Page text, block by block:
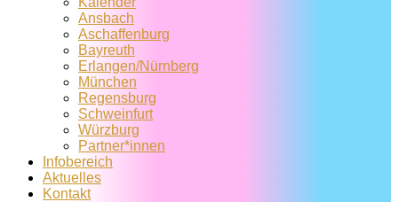
Ansbach
Aschaffenburg
Bayreuth
Erlangen/Nürnberg
München
Regensburg
Schweinfurt
Würzburg
Partner*innen
Infobereich
Aktuelles
Kontakt